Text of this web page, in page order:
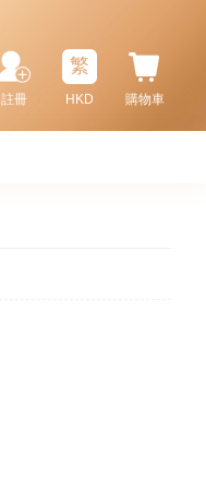
購物車
繁
HKD
註冊